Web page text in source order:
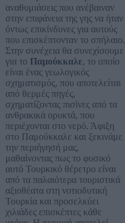
αναθυμιάσεις που ανέβαιναν
στην επιφάνεια της γης να ήταν
όντως επικίνδυνες για αυτούς
που επισκέπτονταν το σπήλαιο.
Στην συνέχεια θα συνεχίσουμε
για το Παμούκκαλε, το οποίο
είναι ένας γεωλογικός
σχηματισμός, που αποτελείται
από θερμές πηγές,
σχηματίζοντας πισίνες από τα
ανθρακικά ορυκτά, που
περιέχονται στο νερό. Άφιξη
στο Παμούκκαλε και ξεκινάμε
την περιήγησή μας,
μαθαίνοντας πως το φυσικό
αυτό Τουρκικό θέρετρο είναι
από τα παλαιότερα τουριστικά
αξιοθέατα στη νοτιοδυτική
Τουρκία και προσελκύει
χιλιάδες επισκέπτες κάθε